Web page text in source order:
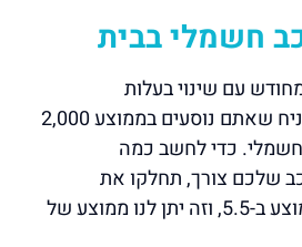
חשמלי בבית
עם שינוי בעלות
הקילוואט-שעה. נניח שאתם נוסעים בממוצע 2,000
כדי לחשב כמה
שלכם צורך, תחלקו את
הקילומטראז' הממוצע ב-5.5, וזה יתן לנו ממוצע של